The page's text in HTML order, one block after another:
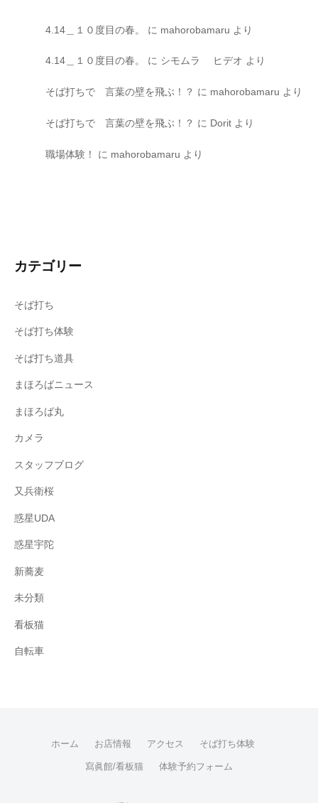
4.14＿１０度目の春。 に mahorobamaru より
4.14＿１０度目の春。 に シモムラ ヒデオ より
そば打ちで 言葉の壁を飛ぶ！？ に mahorobamaru より
そば打ちで 言葉の壁を飛ぶ！？ に Doritより
職場体験！ に mahorobamaru より
カテゴリー
そば打ち
そば打ち体験
そば打ち道具
まほろばニュース
まほろば丸
カメラ
スタッフブログ
又兵衛桜
惑星UDA
惑星宇陀
新蕎麦
未分類
看板猫
自転車
ホーム お店情報 アクセス そば打ち体験
寫眞館/看板猫 体験予約フォーム